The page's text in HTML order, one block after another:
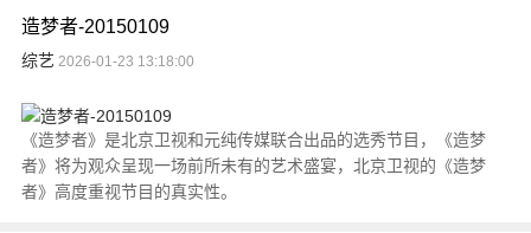
造梦者-20150109
综艺 2026-01-23 13:18:00
《造梦者》是北京卫视和元纯传媒联合出品的选秀节目，《造梦
者》将为观众呈现一场前所未有的艺术盛宴，北京卫视的《造梦
者》高度重视节目的真实性。